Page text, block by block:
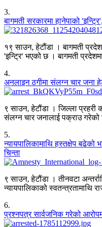
3.
बागमती सरकारमा हानेपाको
१९ साउन, हेटौंडा । बागमती प्रदेश
'इन्ट्रि' भएको छ । बागमती
4.
अनलाइन ठगीमा संलग्न चार जना
९ साउन, हेटौंडा । जिल्ला प्रहरी
संलग्न चार जनालाई पक्राउ
5.
न्यायपालिकामाथि हस्तक्षेप बढेको
चिन्ता
९ साउन, हेटौंडा । तीनवटा
न्यायपालिकाको स्वतन्त्रतामाथि
6.
प्रश्नपत्र सार्वजनिक गरेको